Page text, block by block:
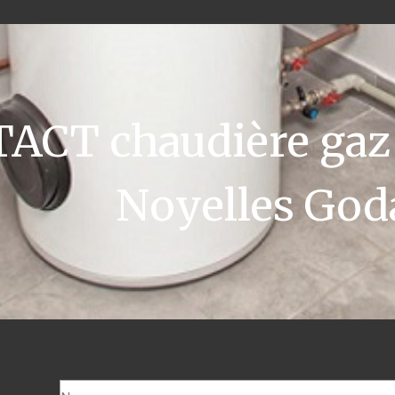
chaudière
Noyelles